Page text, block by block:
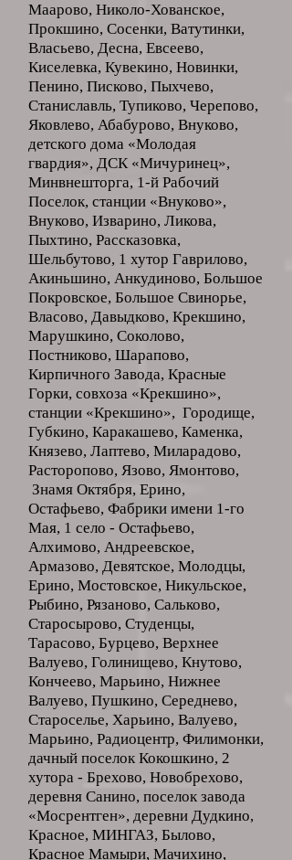
Маарово, Николо-Хованское,
Прокшино, Сосенки, Ватутинки,
Власьево, Десна, Евсеево,
Киселевка, Кувекино, Новинки,
Пенино, Писково, Пыхчево,
Станиславль, Тупиково, Черепово,
Яковлево, Абабурово, Внуково,
детского дома «Молодая
гвардия», ДСК «Мичуринец»,
Минвнешторга, 1-й Рабочий
Поселок, станции «Внуково»,
Внуково, Изварино, Ликова,
Пыхтино, Рассказовка,
Шельбутово, 1 хутор Гаврилово,
Акиньшино, Анкудиново, Большое
Покровское, Большое Свинорье,
Власово, Давыдково, Крекшино,
Марушкино, Соколово,
Постниково, Шарапово,
Кирпичного Завода, Красные
Горки, совхоза «Крекшино»,
станции «Крекшино», Городище,
Губкино, Каракашево, Каменка,
Князево, Лаптево, Миларадово,
Расторопово, Язово, Ямонтово,
Знамя Октября, Ерино,
Остафьево, Фабрики имени 1-го
Мая, 1 село - Остафьево,
Алхимово, Андреевское,
Армазово, Девятское, Молодцы,
Ерино, Мостовское, Никульское,
Рыбино, Рязаново, Сальково,
Старосырово, Студенцы,
Тарасово, Бурцево, Верхнее
Валуево, Голинищево, Кнутово,
Кончеево, Марьино, Нижнее
Валуево, Пушкино, Середнево,
Староселье, Харьино, Валуево,
Марьино, Радиоцентр, Филимонки,
дачный поселок Кокошкино, 2
хутора - Брехово, Новобрехово,
деревня Санино, поселок завода
«Мосрентген», деревни Дудкино,
Красное, МИНГАЗ, Былово,
Красное Мамыри, Мачихино,